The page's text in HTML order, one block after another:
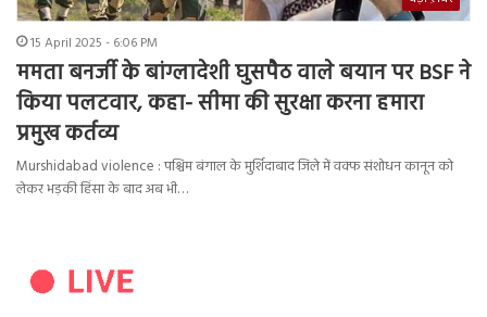
15 April 2025 - 6:06 PM
ममता बनर्जी के बांग्लादेशी घुसपैठ वाले बयान पर BSF ने
किया पलटवार, कहा- सीमा की सुरक्षा करना हमारा
प्रमुख कर्तव्य
Murshidabad violence : पश्चिम बंगाल के मुर्शिदाबाद जिले में वक्फ संशोधन कानून को
लेकर भड़की हिंसा के बाद अब भी…